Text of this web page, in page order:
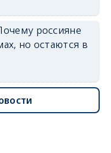
россияне
но остаются в